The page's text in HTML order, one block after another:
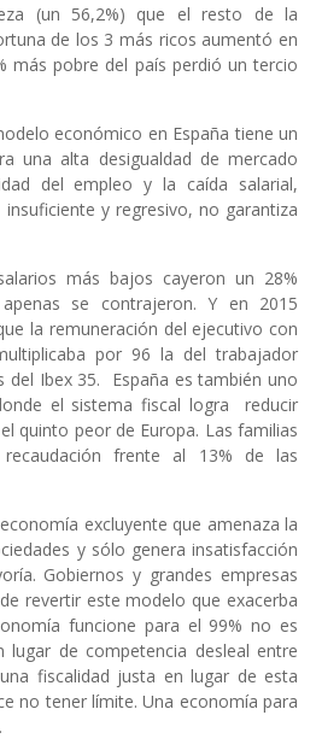
(un 56,2%) que el resto de la
de los 3 más ricos aumentó en
pobre del país perdió un tercio
económico en España tiene un
una alta desigualdad de mercado
del empleo y la caída salarial,
y regresivo, no garantiza
más bajos cayeron un 28%
se contrajeron. Y en 2015
la remuneración del ejecutivo con
por 96 la del trabajador
del Ibex 35. España es también uno
el sistema fiscal logra reducir
quinto peor de Europa. Las familias
frente al 13% de las
excluyente que amenaza la
y sólo genera insatisfacción
Gobiernos y grandes empresas
revertir este modelo que exacerba
funcione para el 99% no es
lugar de competencia desleal entre
fiscalidad justa en lugar de esta
no tener límite. Una economía para